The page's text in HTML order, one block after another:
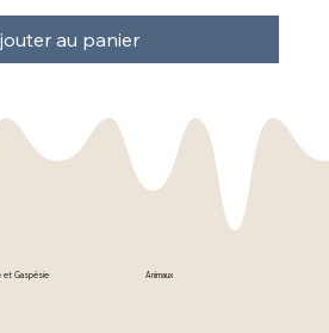
au panier
et Gaspésie Animaux